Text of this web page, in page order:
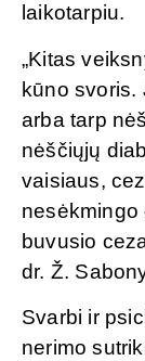
laikotarpiu.
„Kitas
kūno svoris.
arba tarp
nėščiųjų
vaisiaus,
nesėkmingo
buvusio
dr. Ž.
Svarbi ir
nerimo